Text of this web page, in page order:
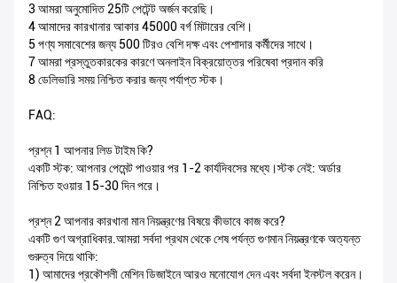
3 আমরা অনুমোদিত 25টি পেটেন্ট অর্জন করেছি।
4 আমাদের কারখানার আকার 45000 বর্গ মিটারের বেশি।
5 পণ্য সমাবেশের জন্য 500 টিরও বেশি দক্ষ এবং পেশাদার কর্মীদের সাথে।
7 আমরা প্রস্তুতকারকের কারণে অনলাইন বিক্রয়োত্তর পরিষেবা প্রদান করি
8 ডেলিভারি সময় নিশ্চিত করার জন্য পর্যাপ্ত স্টক।
FAQ:
প্রশ্ন 1 আপনার লিড টাইম কি?
একটি স্টক: আপনার পেমেন্ট পাওয়ার পর 1-2 কার্যদিবসের মধ্যে।স্টক নেই: অর্ডার
নিশ্চিত হওয়ার 15-30 দিন পরে।
প্রশ্ন 2 আপনার কারখানা মান নিয়ন্ত্রণের বিষয়ে কীভাবে কাজ করে?
একটি গুণ অগ্রাধিকার.আমরা সর্বদা প্রথম থেকে শেষ পর্যন্ত গুণমান নিয়ন্ত্রণকে অত্যন্ত
গুরুত্ব দিয়ে থাকি:
1) আমাদের প্রকৌশলী মেশিন ডিজাইনে আরও মনোযোগ দেন এবং সর্বদা ইনস্টল করেন।